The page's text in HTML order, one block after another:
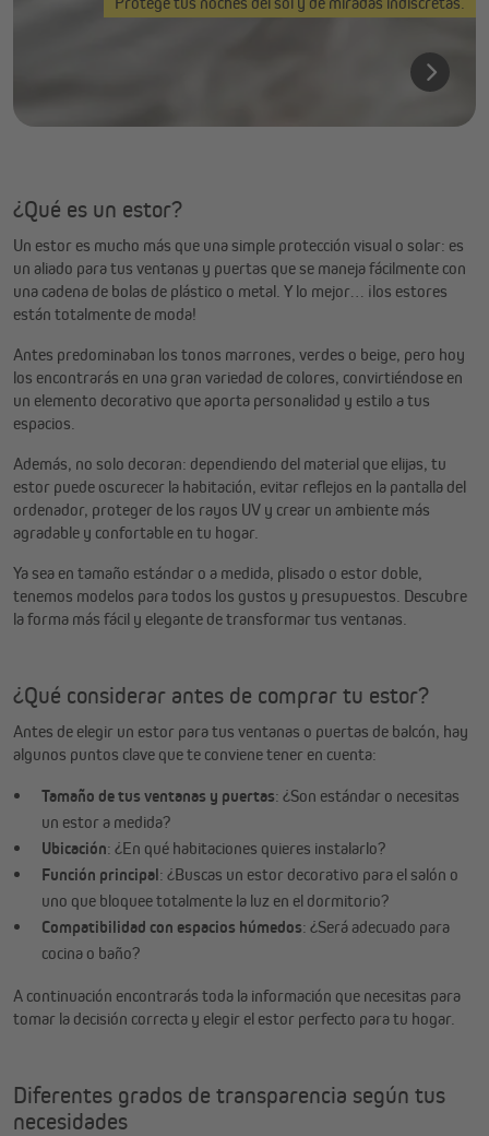
¿Qué es un estor?
Un estor es mucho más que una simple protección visual o solar: es
un aliado para tus ventanas y puertas que se maneja fácilmente con
una cadena de bolas de plástico o metal. Y lo mejor… ¡los estores
están totalmente de moda!
Antes predominaban los tonos marrones, verdes o beige, pero hoy
los encontrarás en una gran variedad de colores, convirtiéndose en
un elemento decorativo que aporta personalidad y estilo a tus
espacios.
Además, no solo decoran: dependiendo del material que elijas, tu
estor puede oscurecer la habitación, evitar reflejos en la pantalla del
ordenador, proteger de los rayos UV y crear un ambiente más
agradable y confortable en tu hogar.
Ya sea en tamaño estándar o a medida, plisado o estor doble,
tenemos modelos para todos los gustos y presupuestos. Descubre
la forma más fácil y elegante de transformar tus ventanas.
¿Qué considerar antes de comprar tu estor?
Antes de elegir un estor para tus ventanas o puertas de balcón, hay
algunos puntos clave que te conviene tener en cuenta:
Tamaño de tus ventanas y puertas: ¿Son estándar o necesitas
un estor a medida?
Ubicación: ¿En qué habitaciones quieres instalarlo?
Función principal: ¿Buscas un estor decorativo para el salón o
uno que bloquee totalmente la luz en el dormitorio?
Compatibilidad con espacios húmedos: ¿Será adecuado para
cocina o baño?
A continuación encontrarás toda la información que necesitas para
tomar la decisión correcta y elegir el estor perfecto para tu hogar.
Diferentes grados de transparencia según tus
necesidades